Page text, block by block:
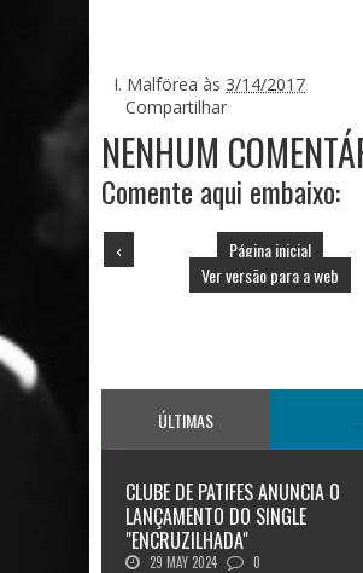
I. Malförea às 3/14/2017
Compartilhar
NENHUM
Comente aqui embaixo:
‹
Página inicial
Ver versão para a web
ÚLTIMAS
CLUBE DE PATIFES ANUNCIA O
LANÇAMENTO DO SINGLE
"ENCRUZILHADA"
29 MAY 2024 0